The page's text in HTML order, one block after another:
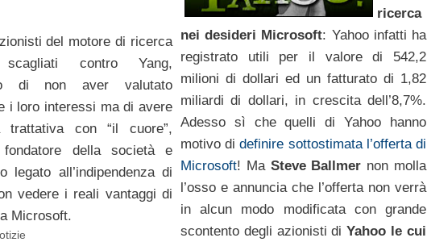
del motore di ricerca
contro Yang,
di non aver valutato
i loro interessi ma di avere
trattativa con “il cuore”,
della società e
legato all’indipendenza di
vedere i reali vantaggi di
Microsoft.
ricerca
nei desideri Microsoft: Yahoo infatti ha
registrato utili per il valore di 542,2
milioni di dollari ed un fatturato di 1,82
miliardi di dollari, in crescita dell’8,7%.
Adesso sì che quelli di Yahoo hanno
motivo didefinire sottostimata l’offerta di
Microsoft! Ma Steve Ballmer non molla
l’osso e annuncia che l’offerta non verrà
in alcun modo modificata con grande
scontento degli azionisti diYahoo le cui